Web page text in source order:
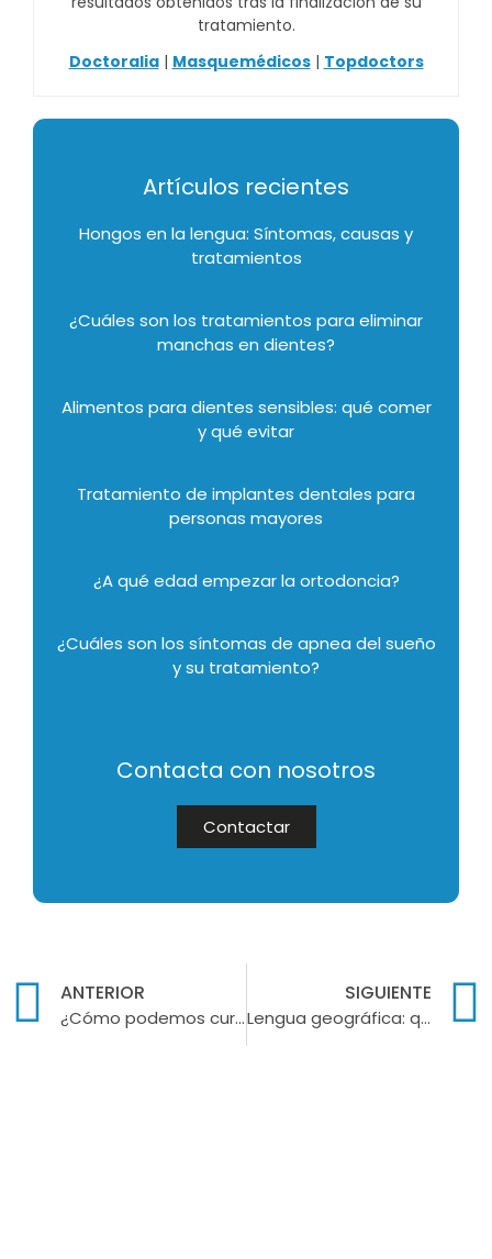
tratamiento.
Doctoralia| Masquemédicos| Topdoctors
Artículos recientes
Hongos en la lengua: Síntomas, causas y
tratamientos
¿Cuáles son los tratamientos para eliminar
manchas en dientes?
Alimentos para dientes sensibles: qué comer
y qué evitar
Tratamiento de implantes dentales para
personas mayores
¿A qué edad empezar la ortodoncia?
¿Cuáles son los síntomas de apnea del sueño
y su tratamiento?
Contacta con nosotros
Contactar
ANTERIOR
¿Cómo podemos curar las llagas de nuestra boca?
SIGUIENTE
Lengua geográfica: qué es y cómo identificarla